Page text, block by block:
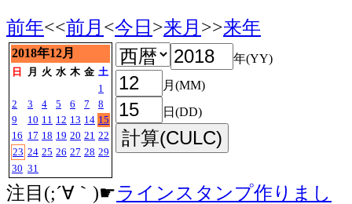
前年<<前月 <今日 >来月 >>来年
2018年12月
日 月 火 水 木 金 土
1
2
3 4 5 6 7
8
9
10 11 12 13 14 15
16 17 18 19 20 21 22
23 24 25 26 27 28 29
30 31
年(YY)
月(MM)
日(DD)
注目(;´∀｀)☛ラインスタンプ作りまし